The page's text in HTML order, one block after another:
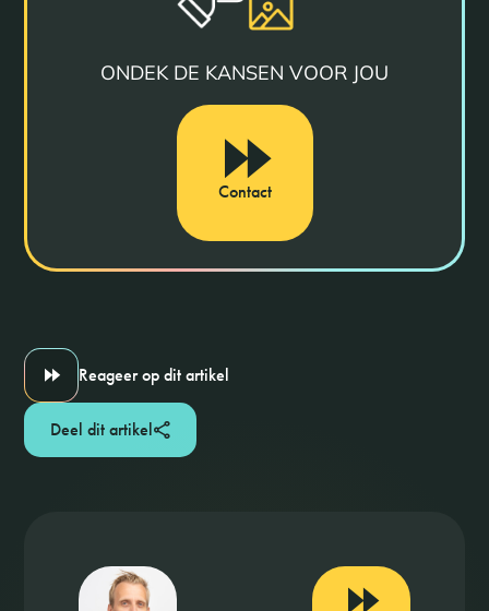
ONDEK DE KANSEN VOOR JOU
Contact
Reageer op dit artikel
Deel dit artikel